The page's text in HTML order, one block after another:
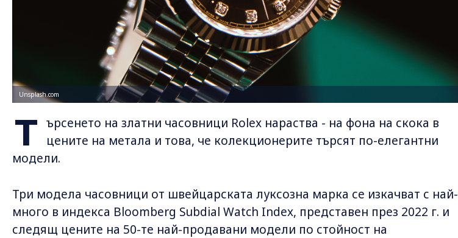
Unsplash.com
Т ърсенето на златни часовници Rolex нараства - на фона на скока в
цените на метала и това, че колекционерите търсят по-елегантни
модели.
Три модела часовници от швейцарската луксозна марка се изкачват с най-
много в индекса Bloomberg Subdial Watch Index, представен през 2022 г. и
следящ цените на 50-те най-продавани модели по стойност на